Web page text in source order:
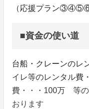
（応援プラン③④⑤⑥
■資金の使い道
台船・クレーンのレ
イレ等のレンタル費
費・・・100万 等の
おります